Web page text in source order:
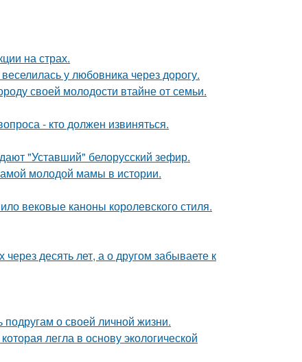
на страх.
у любовника через дорогу.
своей молодости втайне от семьи.
- кто должен извиняться.
"Уставший" белорусский зефир.
молодой мамы в истории.
вековые каноны королевского стиля.
десять лет, а о другом забываете к
о своей личной жизни.
легла в основу экологической